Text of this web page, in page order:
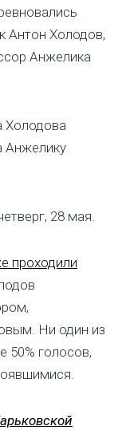
Антон Холодов,
Анжелика
Холодова
Анжелику
28 мая.
проходили
Ни один из
50% голосов,